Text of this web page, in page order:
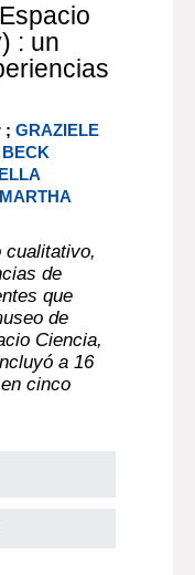
: un
;GRAZIELE
MARTHA
cualitativo,
de
que
de
Ciencia,
a 16
cinco